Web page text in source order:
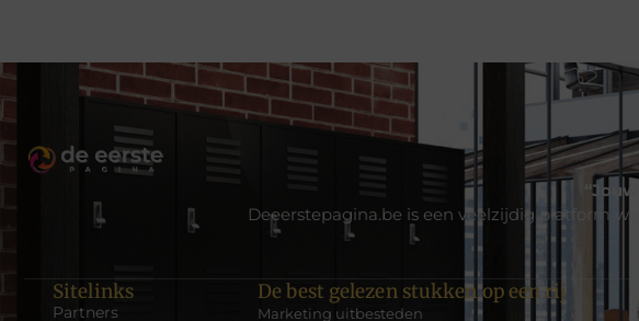
Deeerstepagina.be is een veelzijdig platform
Sitelinks
Partners
De best gelezen stukken op een rij
Marketing uitbesteden